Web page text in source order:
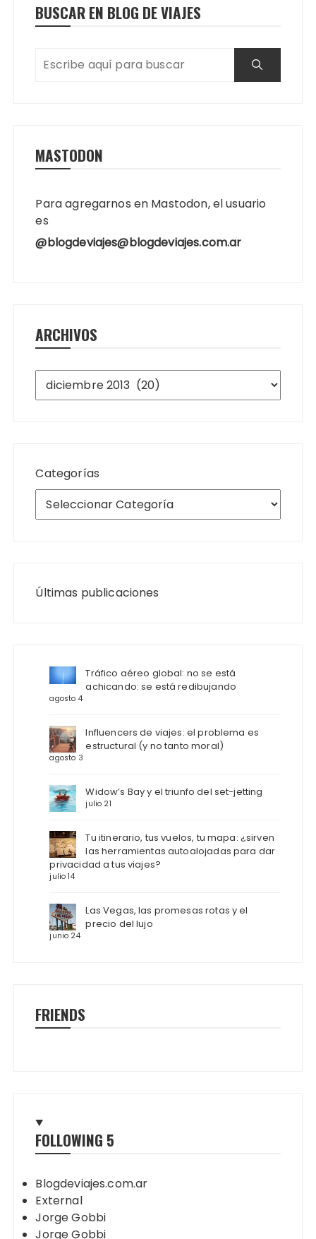
BUSCAR EN BLOG DE VIAJES
MASTODON
Para agregarnos en Mastodon, el usuario
es
@blogdeviajes@blogdeviajes.com.ar
ARCHIVOS
Archivos
Categorías
Últimas publicaciones
Tráfico aéreo global: no se está
achicando: se está redibujando
agosto 4
Influencers de viajes: el problema es
estructural (y no tanto moral)
agosto 3
Widow’s Bay y el triunfo del set-jetting
julio 21
Tu itinerario, tus vuelos, tu mapa: ¿sirven
las herramientas autoalojadas para dar
privacidad a tus viajes?
julio 14
Las Vegas, las promesas rotas y el
precio del lujo
junio 24
FRIENDS
FOLLOWING 5
Blogdeviajes.com.ar
External
Jorge Gobbi
Jorge Gobbi